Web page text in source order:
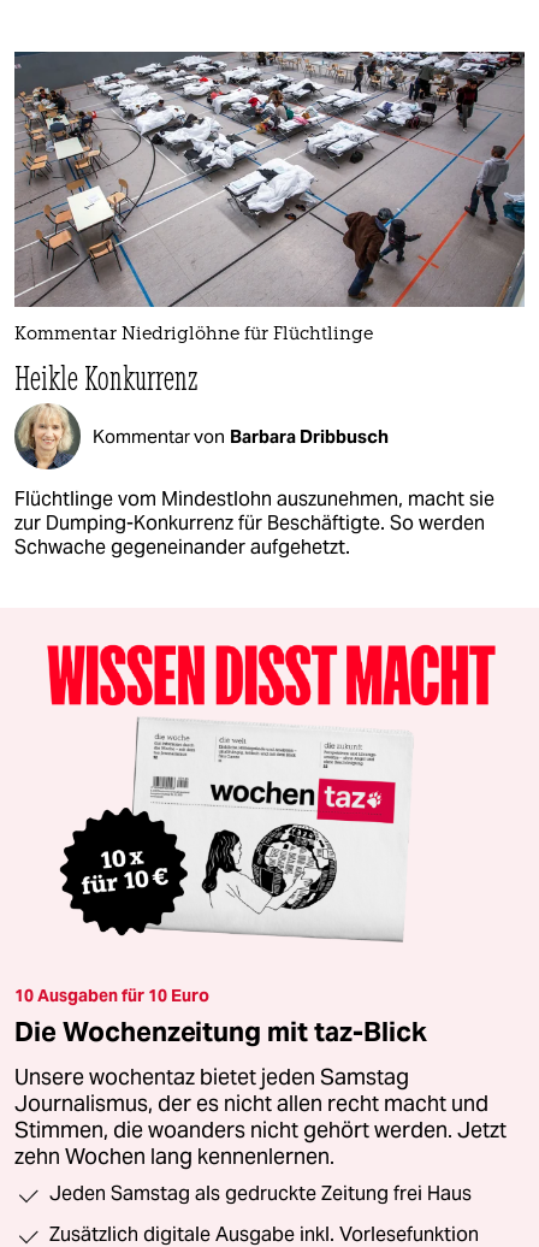
Kommentar Niedriglöhne für Flüchtlinge
Heikle Konkurrenz
Kommentar von Barbara Dribbusch
Flüchtlinge vom Mindestlohn auszunehmen, macht sie
zur Dumping-Konkurrenz für Beschäftigte. So werden
Schwache gegeneinander aufgehetzt.
10 Ausgaben für 10 Euro
Die Wochenzeitung mit taz-Blick
Unsere wochentaz bietet jeden Samstag
Journalismus, der es nicht allen recht macht und
Stimmen, die woanders nicht gehört werden. Jetzt
zehn Wochen lang kennenlernen.
Jeden Samstag als gedruckte Zeitung frei Haus
Zusätzlich digitale Ausgabe inkl. Vorlesefunktion